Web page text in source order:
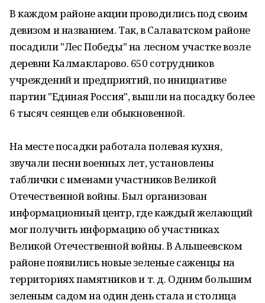
В каждом районе акции проводились под своим
девизом и названием. Так, в Салаватском районе
посадили "Лес Победы" на лесном участке возле
деревни Калмакларово. 650 сотрудников
учреждений и предприятий, по инициативе
партии "Единая Россия", вышли на посадку более
6 тысяч сеянцев ели обыкновенной.
На месте посадки работала полевая кухня,
звучали песни военных лет, установлены
таблички с именами участников Великой
Отечественной войны. Был организован
информационный центр, где каждый желающий
мог получить информацию об участниках
Великой Отечественной войны. В Альшеевском
районе появились новые зеленые саженцы на
территориях памятников и т. д. Одним большим
зеленым садом на один день стала и столица